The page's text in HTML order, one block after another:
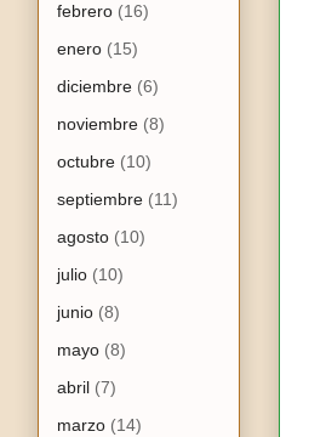
febrero (16)
enero (15)
diciembre (6)
noviembre (8)
octubre (10)
septiembre (11)
agosto (10)
julio (10)
junio (8)
mayo (8)
abril (7)
marzo (14)